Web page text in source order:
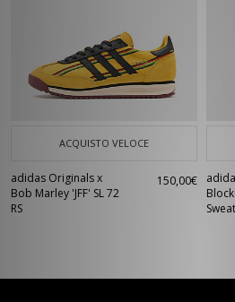
ACQUISTO VELOCE
adidas Originals x
Bob Marley 'JFF' SL 72
RS
150,00€